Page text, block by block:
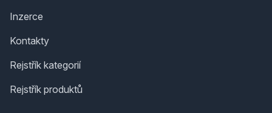
Inzerce
Kontakty
Rejstřík kategorií
Rejstřík produktů